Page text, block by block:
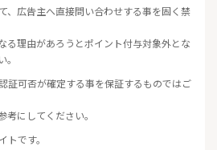
、広告主へ直接問い合わせする事を固く禁
る理由があろうとポイント付与対象外とな
証可否が確定する事を保証するものではご
にしてください。
です。